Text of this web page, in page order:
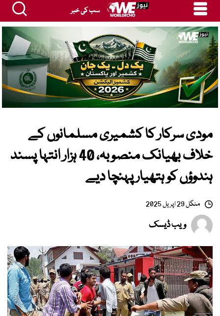
سب کی خبر
مودی سرکار کا کشمیری مسلمانوں کے
خلاف بھیانک منصوبہ، 40 ہزار انتہا پسند
ہندوؤں کو ہتھیار پہنچا دیے
منگل 29 اپریل 2025
ویب ڈیسک